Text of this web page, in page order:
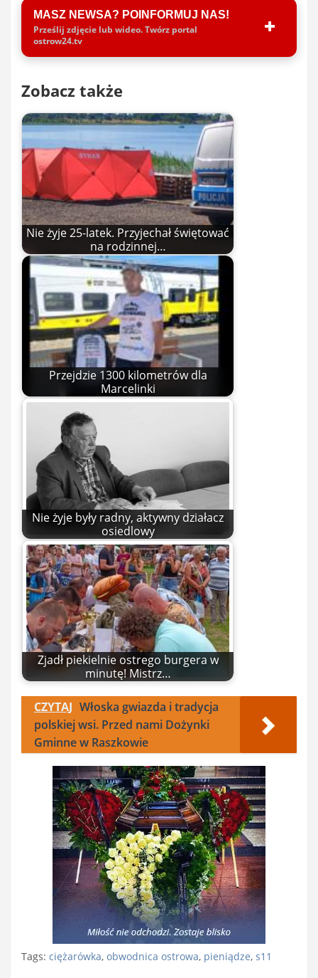
MASZ NEWSA? POINFORMUJ NAS!
Prześlij zdjęcie lub wideo. Twórz portal
ostrow24.tv
Zobacz także
Nie żyje 25-latek. Przyjechał świętować
na rodzinnej…
Przejdzie 1300 kilometrów dla
Marcelinki
Nie żyje były radny, aktywny działacz
osiedlowy
Zjadł piekielnie ostrego burgera w
minutę! Mistrz…
CZYTAJ Włoska gwiazda i tradycja
polskiej wsi. Przed nami Dożynki
Gminne w Raszkowie
Tags: ciężarówka, obwodnica ostrowa, pieniądze, s11